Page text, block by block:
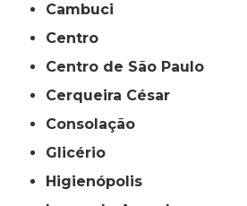
Cambuci
Centro
Centro de São Paulo
Cerqueira César
Consolação
Glicério
Higienópolis